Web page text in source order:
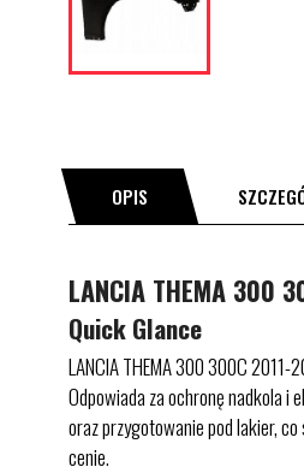
OPIS
LANCIA THEMA 300
Quick Glance
LANCIA THEMA 300 300C
Odpowiada za ochronę nadkola i
oraz przygotowanie pod lakier,
cenie.